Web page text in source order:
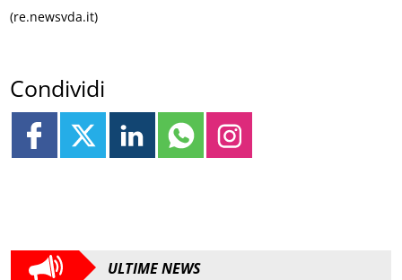
(re.newsvda.it)
Condividi
ULTIME NEWS